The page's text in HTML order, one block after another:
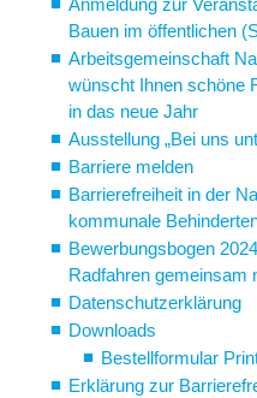
Bauen im öffentlichen
Arbeitsgemeinschaft
wünscht Ihnen schöne
in das neue Jahr
Ausstellung „Bei uns
Barriere melden
Barrierefreiheit in der
kommunale
Bewerbungsbogen
Radfahren gemeinsam
Datenschutzerklärung
Downloads
Bestellformular
Erklärung zur